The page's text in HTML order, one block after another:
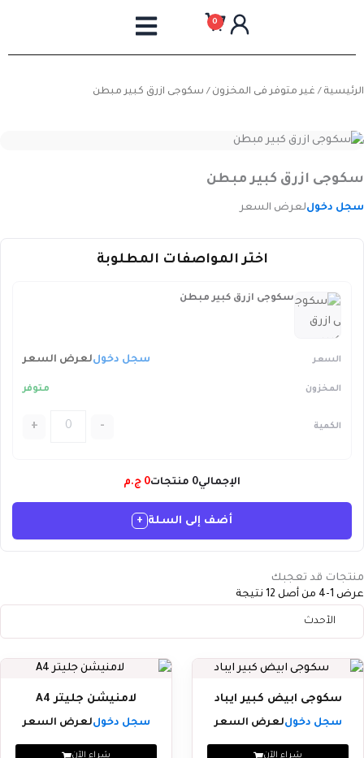
0
الرئيسية / غير متوفر فى المخزون / سكوجى ازرق كبير مبطن
سكوجى ازرق كبير مبطن
سجل دخوللعرض السعر
اختر المواصفات المطلوبة
سكوجى ازرق كبير مبطن
سجل دخوللعرض السعر
متوفر
-
+
الإجمالي0 منتجات0 ج.م
أضف إلى السلة +
منتجات قد تعجبك
عرض 1-4 من أصل 12 نتيجة
سكوجى ابيض كبير ايباد
سجل دخوللعرض السعر
شراء الآن
لامنيشن جليتر A4
سجل دخوللعرض السعر
شراء الآن